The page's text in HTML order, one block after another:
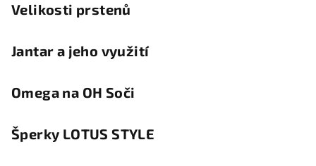
Velikosti prstenů
Jantar a jeho využití
Omega na OH Soči
Šperky LOTUS STYLE